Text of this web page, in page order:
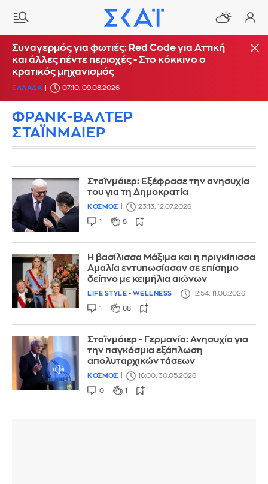
Συναγερμός για φωτιές: Red Code για Αττική
και άλλες πέντε περιοχές - Στο κόκκινο ο
κρατικός μηχανισμός
ΕΛΛΑΔΑ 07:10, 09.08.2026
ΦΡΑΝΚ-ΒΑΛΤΕΡ
ΣΤΑΪΝΜΑΙΕΡ
Σταϊνμάιερ: Εξέφρασε την ανησυχία
του για τη Δημοκρατία
ΚΟΣΜΟΣ 23:13, 12.07.2026
1 8
Η βασίλισσα Μάξιμα και η πριγκίπισσα
Αμαλία εντυπωσίασαν σε επίσημο
δείπνο με κειμήλια αιώνων
LIFE STYLE - WELLNESS 12:54, 11.06.2026
1 68
Σταϊνμάιερ - Γερμανία: Ανησυχία για
την παγκόσμια εξάπλωση
απολυταρχικών τάσεων
ΚΟΣΜΟΣ 16:00, 30.05.2026
0 1